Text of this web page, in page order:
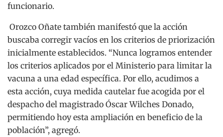
funcionario.
Orozco Oñate también manifestó que la acción
buscaba corregir vacíos en los criterios de priorización
inicialmente establecidos. “Nunca logramos entender
los criterios aplicados por el Ministerio para limitar la
vacuna a una edad específica. Por ello, acudimos a
esta acción, cuya medida cautelar fue acogida por el
despacho del magistrado Óscar Wilches Donado,
permitiendo hoy esta ampliación en beneficio de la
población”, agregó.